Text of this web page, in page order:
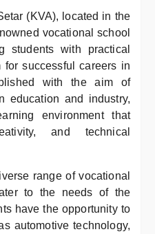
(KVA), located in the
vocational school
students with practical
successful careers in
with the aim of
education and industry,
environment that
and technical
range of vocational
to the needs of the
have the opportunity to
automotive technology,